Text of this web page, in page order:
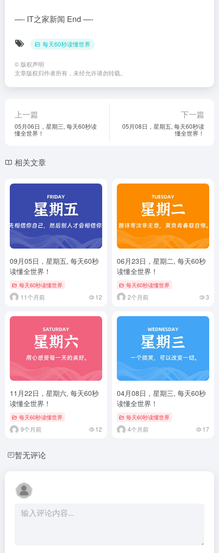
—- IT之家新闻 End —-
每天60秒读懂世界
© 版权声明
文章版权归作者所有，未经允许请勿转载。
上一篇
05月06日，星期三, 每天60秒读
懂全世界！
下一篇
05月08日，星期五, 每天60秒读
懂全世界！
相关文章
09月05日，星期五, 每天60秒
读懂全世界！
每天60秒读懂世界
11个月前 12
06月23日，星期二, 每天60秒
读懂全世界！
每天60秒读懂世界
2个月前 3
11月22日，星期六, 每天60秒
读懂全世界！
每天60秒读懂世界
9个月前 12
04月08日，星期三, 每天60秒
读懂全世界！
每天60秒读懂世界
4个月前 17
暂无评论